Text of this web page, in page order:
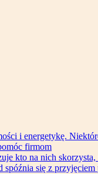
i energetykę.
firmom
kto na nich skorzysta,
spóźnia się z przyjęciem